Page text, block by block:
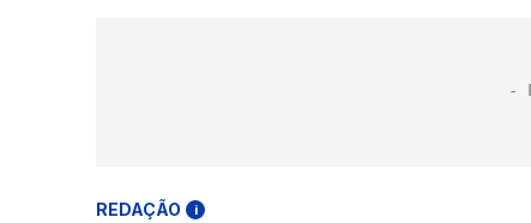
REDAÇÃO i